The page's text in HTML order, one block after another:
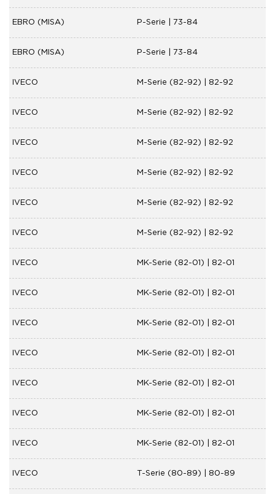
EBRO (MISA) P-Serie | 73-84
EBRO (MISA) P-Serie | 73-84
IVECO M-Serie (82-92) | 82-92
IVECO M-Serie (82-92) | 82-92
IVECO M-Serie (82-92) | 82-92
IVECO M-Serie (82-92) | 82-92
IVECO M-Serie (82-92) | 82-92
IVECO M-Serie (82-92) | 82-92
IVECO MK-Serie (82-01) | 82-01
IVECO MK-Serie (82-01) | 82-01
IVECO MK-Serie (82-01) | 82-01
IVECO MK-Serie (82-01) | 82-01
IVECO MK-Serie (82-01) | 82-01
IVECO MK-Serie (82-01) | 82-01
IVECO MK-Serie (82-01) | 82-01
IVECO T-Serie (80-89) | 80-89